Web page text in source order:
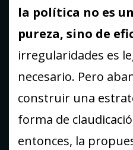
la política no es
pureza, sino de
irregularidades es
necesario. Pero
construir una
forma de
entonces, la